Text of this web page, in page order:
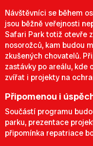
Návštěvníci se během
jsou běžně veřejnosti
Safari Park totiž otevře
nosorožců, kam budou
zkušených chovatelů.
zastávky po areálu, kde
zvířat i projekty na
Připomenou i
Součástí programu
parku, prezentace
připomínka repatriace